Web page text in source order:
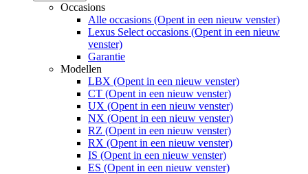
Occasions
Alle occasions (Opent in een nieuw venster)
Lexus Select occasions (Opent in een nieuw
venster)
Garantie
Modellen
LBX (Opent in een nieuw venster)
CT (Opent in een nieuw venster)
UX (Opent in een nieuw venster)
NX (Opent in een nieuw venster)
RZ (Opent in een nieuw venster)
RX (Opent in een nieuw venster)
IS (Opent in een nieuw venster)
ES (Opent in een nieuw venster)